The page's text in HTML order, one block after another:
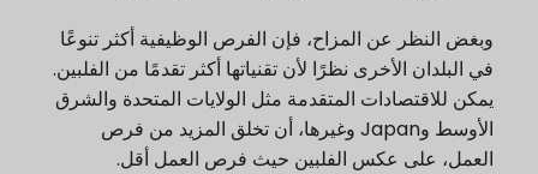
وبغض النظر عن المزاح، فإن الفرص الوظيفية أكثر تنوعًا
في البلدان الأخرى نظرًا لأن تقنياتها أكثر تقدمًا من الفلبين.
يمكن للاقتصادات المتقدمة مثل الولايات المتحدة والشرق
الأوسط وJapan وغيرها، أن تخلق المزيد من فرص
العمل، على عكس الفلبين حيث فرص العمل أقل.